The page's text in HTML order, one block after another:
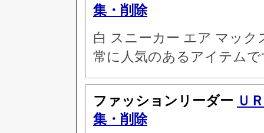
集・削除
白 スニーカー エア マッ
常に人気のあるアイテム
ファッションリーダー Ｕ
集・削除